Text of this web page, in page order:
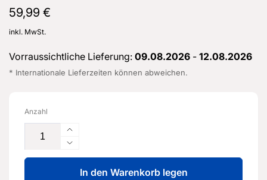
Normaler
Preis
59,99 €
inkl. MwSt.
Vorraussichtliche Lieferung: 09.08.2026 - 12.08.2026
* Internationale Lieferzeiten können abweichen.
Anzahl
Erhöhe
die
Menge
für
Verringere
die
Menge
In den Warenkorb legen